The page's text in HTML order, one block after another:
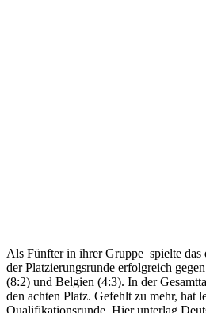
Als Fünfter in ihrer Gruppe spielte das
der Platzierungsrunde erfolgreich
(8:2) und Belgien (4:3). In der
den achten Platz. Gefehlt zu mehr, hat
Qualifikationsrunde. Hier unterlag